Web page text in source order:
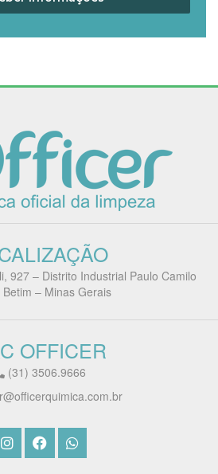
927 – Distrito Industrial Paulo Camilo
Betim – Minas Gerais
OFFICER
(31) 3506.9666